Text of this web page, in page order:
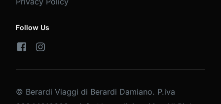
Follow Us
© Berardi Viaggi di Berardi Damiano. P.iva